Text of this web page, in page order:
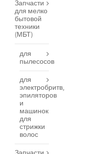
Запчасти
для мелко
бытовой
техники
(МБТ)
для
пылесосов
для
электробритв,
эпиляторов
и
машинок
для
стрижки
волос